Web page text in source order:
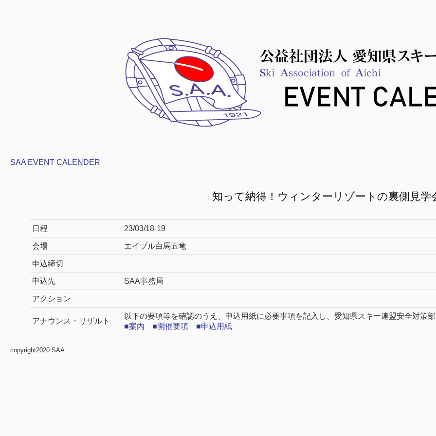
SAA EVENT CALENDER
知って納得！ウィンターリゾートの裏側見学
日程 23/03/18-19
会場 エイブル白馬五竜
申込締切
申込先 SAA事務局
アクション
アナウンス・リザルト
以下の要項等を確認のうえ、申込用紙に必要事項を記入し、愛知県スキー連盟安全対策
■案内
■開催要項 ■申込用紙
copyright2020 SAA